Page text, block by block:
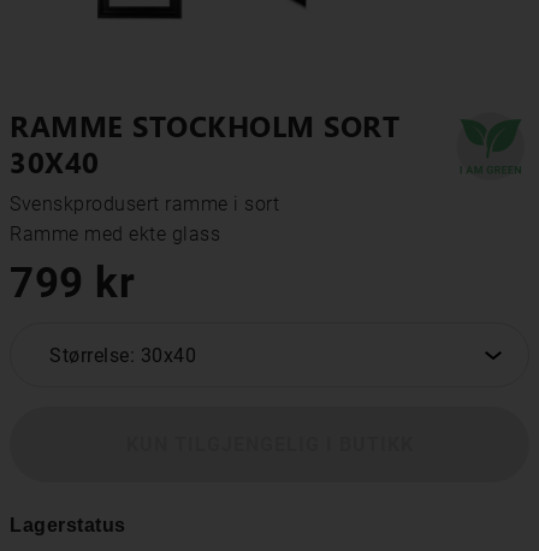
RAMME STOCKHOLM SORT
30X40
Svenskprodusert ramme i sort
Ramme med ekte glass
799 kr
Størrelse: 30x40
Lagerstatus